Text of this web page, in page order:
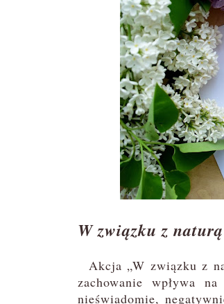
W związku z naturą
Akcja „W związku z
zachowanie wpływa
nieświadomie,